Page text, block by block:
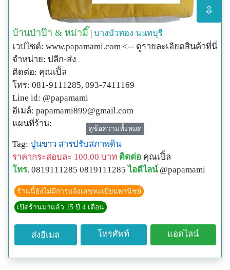
⇳
บ้านป่าป๊า & หม่ามี๊ | บางบัวทอง นนทบุรี
เวปไซต์: www.papamami.com <-- ดูรายละเอียดสินค้าที่นี่
จำหน่าย: ปลีก-ส่ง
ติดต่อ: คุณเปิ้ล
โทร: 081-9111285, 093-7411169
Line id: @papamami
อีเมล์: papamami899@gmail.com
แผนที่ร้าน:
http://www.papamami.com/index.phplay=show&ac=arti
cle&Id=539360476
พิกัดGPSของร้าน:
N13o54' 12.3"
E100o24' 27.8"
ดูข้อความทั้งหมด
Tag: ปูนขาว สารปรับสภาพดิน
ราคากระสอบละ 100.00 บาท ติดต่อ คุณเปิ้ล
โทร. 0819111285 0819111285 ไอดีไลน์ @papamami
ร้านนี้ยังไม่มีการแจ้งเลขทะเบียนพานิชย์
เปิดร้านมาแล้ว 15 ปี 4 เดือน
ส่งอีเมล โทรศัพท์ แอดไลน์